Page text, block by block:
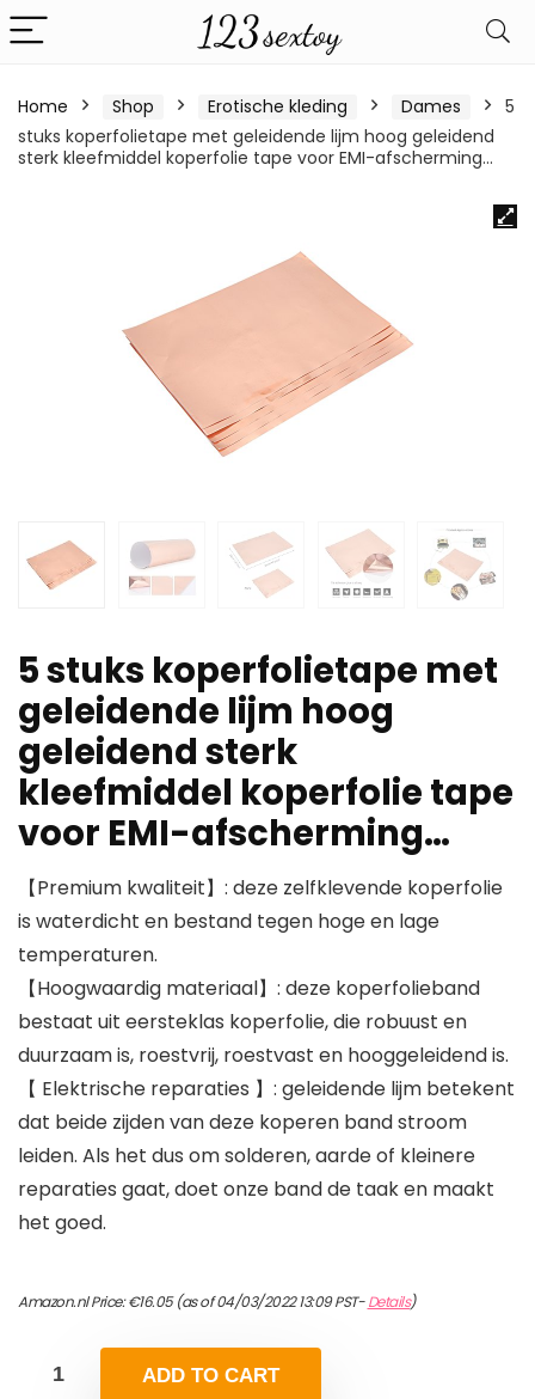
Home Shop Erotische kleding Dames
5
stuks koperfolietape met geleidende lijm hoog geleidend
sterk kleefmiddel koperfolie tape voor EMI-afscherming…
5 stuks koperfolietape met
geleidende lijm hoog
geleidend sterk
kleefmiddel koperfolie tape
voor EMI-afscherming…
【Premium kwaliteit】: deze zelfklevende koperfolie
is waterdicht en bestand tegen hoge en lage
temperaturen.
【Hoogwaardig materiaal】: deze koperfolieband
bestaat uit eersteklas koperfolie, die robuust en
duurzaam is, roestvrij, roestvast en hooggeleidend is.
【 Elektrische reparaties 】: geleidende lijm betekent
dat beide zijden van deze koperen band stroom
leiden. Als het dus om solderen, aarde of kleinere
reparaties gaat, doet onze band de taak en maakt
het goed.
Amazon.nl Price:€16.05(as of 04/03/2022 13:09 PST-Details)
ADD TO CART